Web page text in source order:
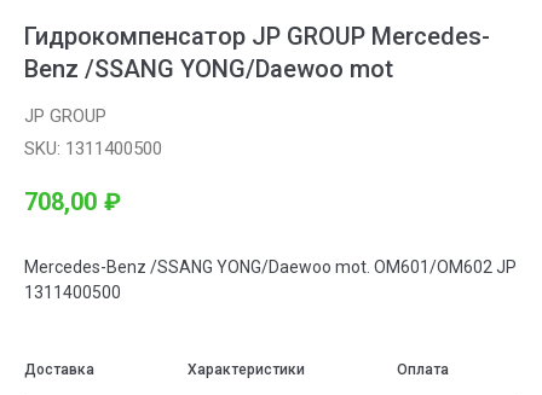
Гидрокомпенсатор JP GROUP Mercedes-
Benz /SSANG YONG/Daewoo mot
JP GROUP
SKU: 1311400500
708,00 ₽
Mercedes-Benz /SSANG YONG/Daewoo mot. OM601/OM602 JP
1311400500
Доставка Характеристики Оплата